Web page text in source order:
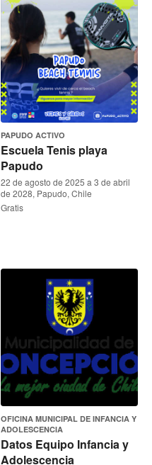
PAPUDO ACTIVO
Escuela Tenis playa
Papudo
22 de agosto de 2025 a 3 de abril
de 2028, Papudo, Chile
Gratis
OFICINA MUNICIPAL DE INFANCIA Y
ADOLESCENCIA
Datos Equipo Infancia y
Adolescencia